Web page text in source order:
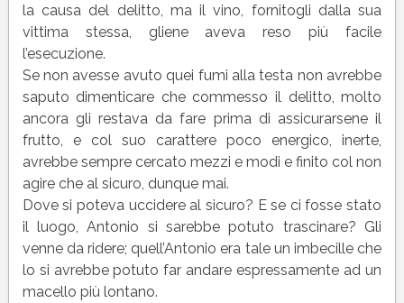
la causa del delitto, ma il vino, fornitogli dalla sua
vittima stessa, gliene aveva reso più facile
l’esecuzione.
Se non avesse avuto quei fumi alla testa non avrebbe
saputo dimenticare che commesso il delitto, molto
ancora gli restava da fare prima di assicurarsene il
frutto, e col suo carattere poco energico, inerte,
avrebbe sempre cercato mezzi e modi e finito col non
agire che al sicuro, dunque mai.
Dove si poteva uccidere al sicuro? E se ci fosse stato
il luogo, Antonio si sarebbe potuto trascinare? Gli
venne da ridere; quell’Antonio era tale un imbecille che
lo si avrebbe potuto far andare espressamente ad un
macello più lontano.